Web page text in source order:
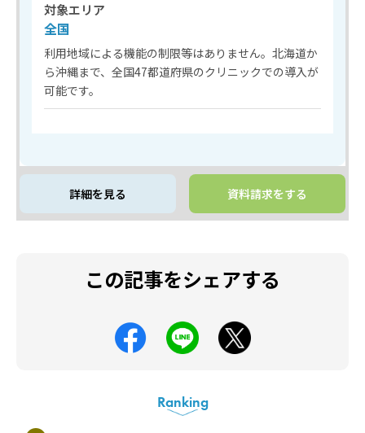
対象エリア
全国
利用地域による機能の制限等はありません。北海道か
ら沖縄まで、全国47都道府県のクリニックでの導入が
可能です。
詳細を見る 資料請求をする
この記事をシェアする
Ranking